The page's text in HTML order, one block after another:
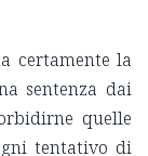
certamente la
sentenza dai
quelle
tentativo di